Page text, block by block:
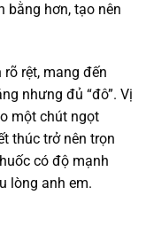
bằng hơn, tạo nên
rệt, mang đến
nhưng đủ “đô”. Vị
một chút ngọt
thúc trở nên trọn
có độ mạnh
lòng anh em.